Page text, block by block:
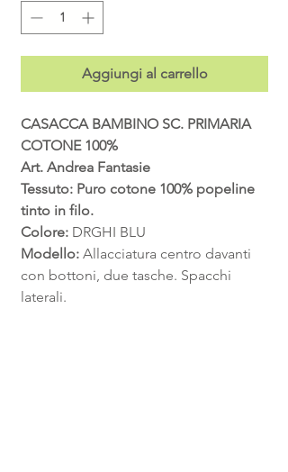
Aggiungi al carrello
CASACCA BAMBINO SC. PRIMARIA
COTONE 100%
Art. Andrea Fantasie
Tessuto: Puro cotone 100% popeline
tinto in filo.
Colore: DRGHI BLU
Modello: Allacciatura centro davanti
con bottoni, due tasche. Spacchi
laterali.